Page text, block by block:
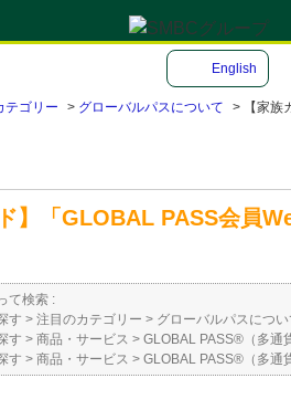
English
テゴリー > グローバルパスについて > 【家
ド】「GLOBAL PASS会員
て検索 :
す > 注目のカテゴリー > グローバルパスにつ
す > 商品・サービス > GLOBAL PASS®（多通
す > 商品・サービス > GLOBAL PASS®（多通